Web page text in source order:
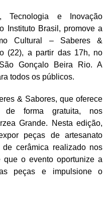
Tecnologia e Inovação
Instituto Brasil, promove a
Cultural – Saberes &
(22), a partir das 17h, no
Gonçalo Beira Rio. A
todos os públicos.
& Sabores, que oferece
de forma gratuita, nos
Grande. Nesta edição,
peças de artesanato
cerâmica realizado nos
que o evento oportunize a
peças e impulsione o